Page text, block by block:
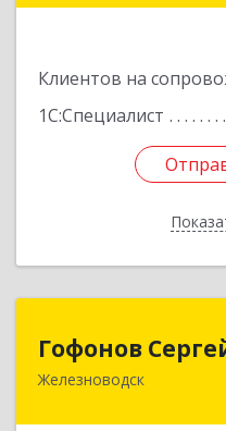
Клиентов на
1С:Специалист
Гофонов
Железноводск
Гофонов